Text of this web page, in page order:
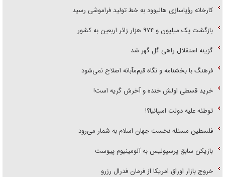
کارخانه رؤیاسازی هالیوود به خط تولید فراموشی رسید
بازگشت یک میلیون و ۹۷۴ هزار زائر اربعین به کشور
گزینه استقلال راهی گل گهر شد
فرهنگ با بخشنامه و نگاه قیم‌مآبانه اصلاح نمی‌شود
خرید قسطی اولش خنده و آخرش گریه است!
توطئه علیه دولت اسپانیا؟!
فلسطین مسئله نخست جهان اسلام به شمار می‌رود
بازیکن سابق پرسپولیس به آلومینیوم پیوست
خروج بازار اوراق امریکا از فرمان فدرال رزرو